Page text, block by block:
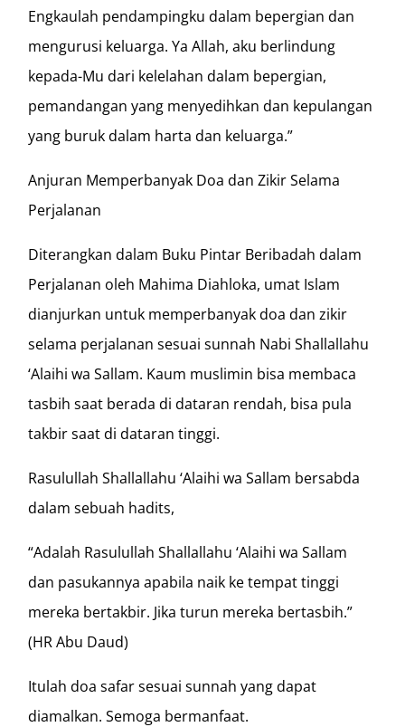
Engkaulah pendampingku dalam bepergian dan
mengurusi keluarga. Ya Allah, aku berlindung
kepada-Mu dari kelelahan dalam bepergian,
pemandangan yang menyedihkan dan kepulangan
yang buruk dalam harta dan keluarga.”
Anjuran Memperbanyak Doa dan Zikir Selama
Perjalanan
Diterangkan dalam Buku Pintar Beribadah dalam
Perjalanan oleh Mahima Diahloka, umat Islam
dianjurkan untuk memperbanyak doa dan zikir
selama perjalanan sesuai sunnah Nabi Shallallahu
‘Alaihi wa Sallam. Kaum muslimin bisa membaca
tasbih saat berada di dataran rendah, bisa pula
takbir saat di dataran tinggi.
Rasulullah Shallallahu ‘Alaihi wa Sallam bersabda
dalam sebuah hadits,
“Adalah Rasulullah Shallallahu ‘Alaihi wa Sallam
dan pasukannya apabila naik ke tempat tinggi
mereka bertakbir. Jika turun mereka bertasbih.”
(HR Abu Daud)
Itulah doa safar sesuai sunnah yang dapat
diamalkan. Semoga bermanfaat.